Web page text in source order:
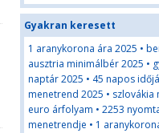
Gyakran keresett
1 aranykorona ára 2025 •
ausztria minimálbér 2025 •
naptár 2025 • 45 napos
menetrend 2025 • szlovákia
euro árfolyam • 2253
menetrendje • 1